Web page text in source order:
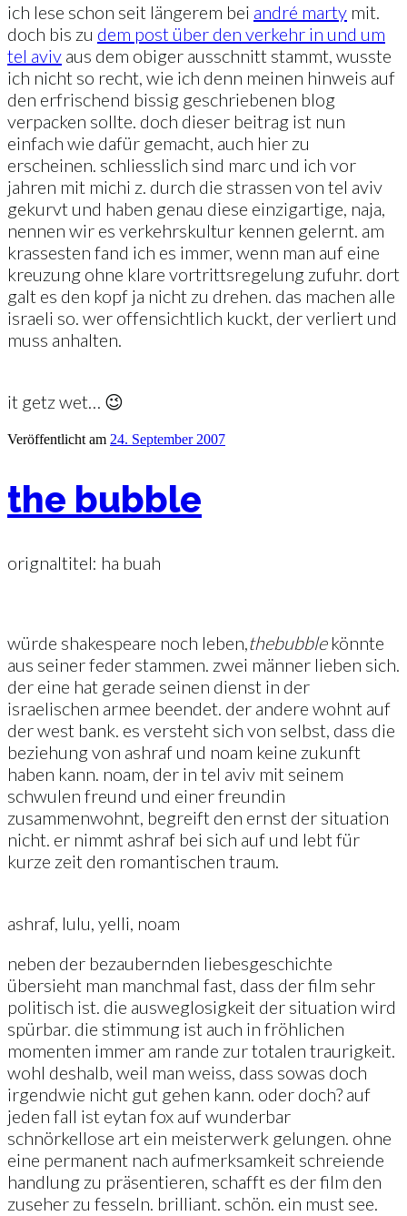
ich lese schon seit längerem bei andré marty mit.
doch bis zu dem post über den verkehr in und um
tel aviv aus dem obiger ausschnitt stammt, wusste
ich nicht so recht, wie ich denn meinen hinweis auf
den erfrischend bissig geschriebenen blog
verpacken sollte. doch dieser beitrag ist nun
einfach wie dafür gemacht, auch hier zu
erscheinen. schliesslich sind marc und ich vor
jahren mit michi z. durch die strassen von tel aviv
gekurvt und haben genau diese einzigartige, naja,
nennen wir es verkehrskultur kennen gelernt. am
krassesten fand ich es immer, wenn man auf eine
kreuzung ohne klare vortrittsregelung zufuhr. dort
galt es den kopf ja nicht zu drehen. das machen alle
israeli so. wer offensichtlich kuckt, der verliert und
muss anhalten.
it getz wet… 😉
Veröffentlicht am 24. September 2007
the bubble
orignaltitel: ha buah
würde shakespeare noch leben,thebubblekönnte
aus seiner feder stammen. zwei männer lieben sich.
der eine hat gerade seinen dienst in der
israelischen armee beendet. der andere wohnt auf
der west bank. es versteht sich von selbst, dass die
beziehung von ashraf und noam keine zukunft
haben kann. noam, der in tel aviv mit seinem
schwulen freund und einer freundin
zusammenwohnt, begreift den ernst der situation
nicht. er nimmt ashraf bei sich auf und lebt für
kurze zeit den romantischen traum.
ashraf, lulu, yelli, noam
neben der bezaubernden liebesgeschichte
übersieht man manchmal fast, dass der film sehr
politisch ist. die ausweglosigkeit der situation wird
spürbar. die stimmung ist auch in fröhlichen
momenten immer am rande zur totalen traurigkeit.
wohl deshalb, weil man weiss, dass sowas doch
irgendwie nicht gut gehen kann. oder doch? auf
jeden fall ist eytan fox auf wunderbar
schnörkellose art ein meisterwerk gelungen. ohne
eine permanent nach aufmerksamkeit schreiende
handlung zu präsentieren, schafft es der film den
zuseher zu fesseln. brilliant. schön. ein must see.